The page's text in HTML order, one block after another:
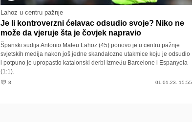
Lahoz u centru pažnje
Je li kontroverzni ćelavac odsudio svoje? Niko ne
može da vjeruje šta je čovjek napravio
Španski sudija Antonio Mateu Lahoz (45) ponovo je u centru pažnje
svjetskih medija nakon još jedne skandalozne utakmice koju je odsudio
i potpuno je upropastio katalonski derbi između Barcelone i Espanyola
(1:1).
8 01.01.23. 15:55